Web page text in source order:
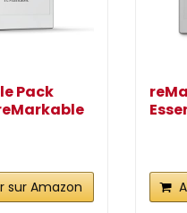
Pack
sur Amazon